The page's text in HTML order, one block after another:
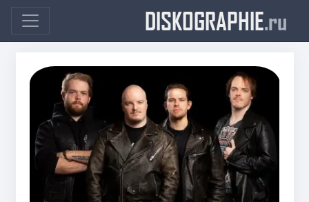
DISKOGRAPHIE.ru